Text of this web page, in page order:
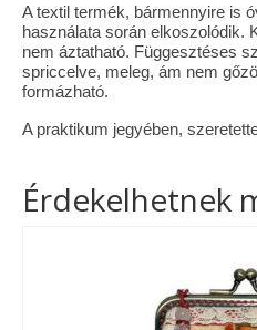
A textil termék, bármennyire is
használata során elkoszolódik.
nem áztatható. Függesztéses
spriccelve, meleg, ám nem
formázható.
A praktikum jegyében,
Érdekelhetnek